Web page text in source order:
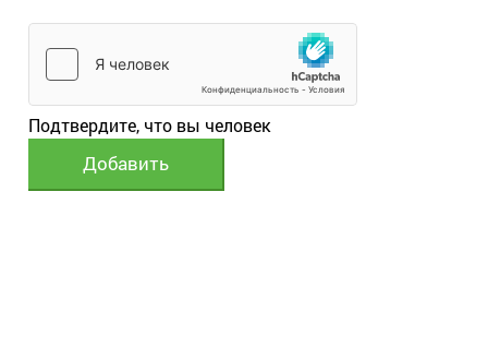
Подтвердите, что вы человек